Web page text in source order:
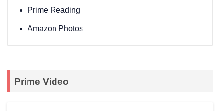
Prime Reading
Amazon Photos
Prime Video